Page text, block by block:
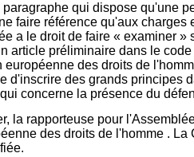
qui dispose qu'une
faire référence qu'aux
a le droit de faire « examiner
article préliminaire dans le
des droits de
des grands principes
concerne la présence du
la rapporteuse pour
des droits de l'homme . La